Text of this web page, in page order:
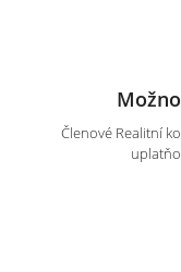
Členové Realitní